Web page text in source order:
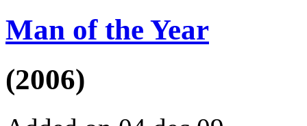
Man of the Year
(2006)